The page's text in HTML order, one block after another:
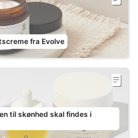
fra Evolve
til skønhed skal findes i